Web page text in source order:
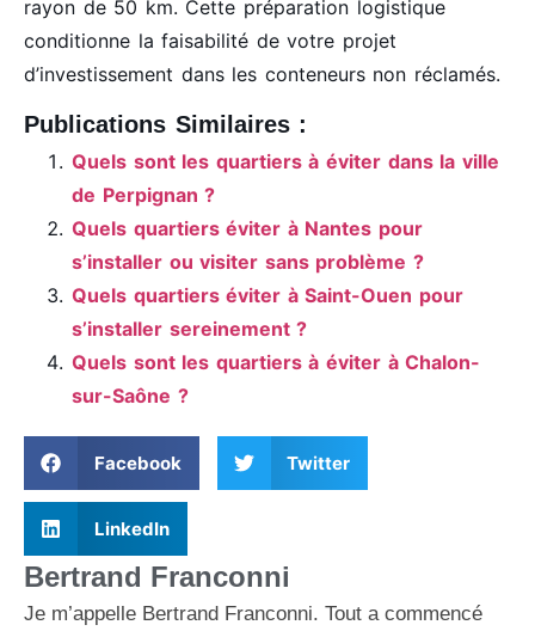
rayon de 50 km. Cette préparation logistique
conditionne la faisabilité de votre projet
d’investissement dans les conteneurs non réclamés.
Publications Similaires :
Quels sont les quartiers à éviter dans la ville
de Perpignan ?
Quels quartiers éviter à Nantes pour
s’installer ou visiter sans problème ?
Quels quartiers éviter à Saint-Ouen pour
s’installer sereinement ?
Quels sont les quartiers à éviter à Chalon-
sur-Saône ?
Facebook Twitter
LinkedIn
Bertrand Franconni
Je m’appelle Bertrand Franconni. Tout a commencé